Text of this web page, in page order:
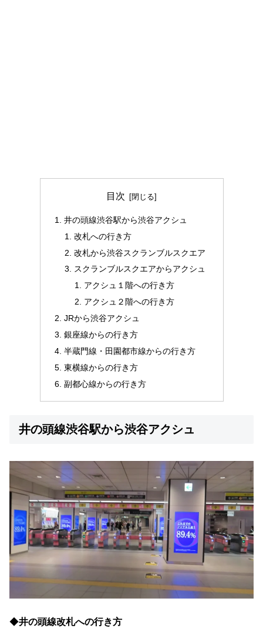
目次
井の頭線渋谷駅から渋谷アクシュ
改札への行き方
改札から渋谷スクランブルスクエア
スクランブルスクエアからアクシュ
アクシュ１階への行き方
アクシュ２階への行き方
JRから渋谷アクシュ
銀座線からの行き方
半蔵門線・田園都市線からの行き方
東横線からの行き方
副都心線からの行き方
井の頭線渋谷駅から渋谷アクシュ
◆井の頭線改札への行き方